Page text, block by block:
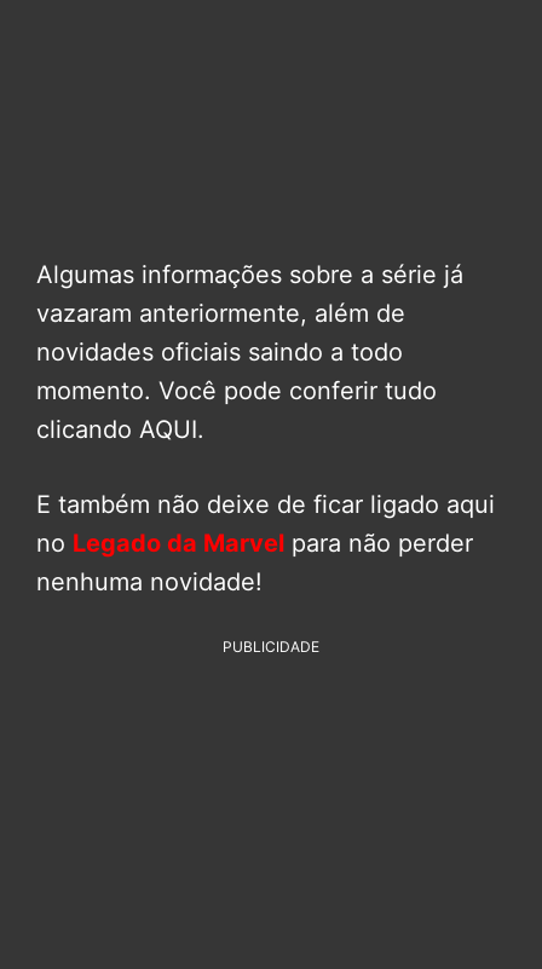
Algumas informações sobre a série já
vazaram anteriormente, além de
novidades oficiais saindo a todo
momento. Você pode conferir tudo
clicando AQUI.
E também não deixe de ficar ligado aqui
no Legado da Marvel para não perder
nenhuma novidade!
PUBLICIDADE